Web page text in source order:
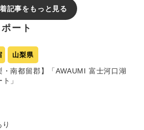
記事をもっと見る
ート
山梨県
・南都留郡】「AWAUMI 富士河口湖
」